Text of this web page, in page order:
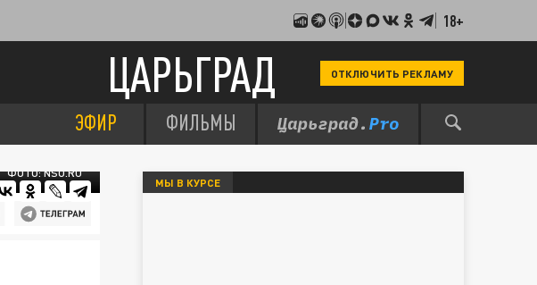
18+
ЦАРЬГРАД ОТКЛЮЧИТЬ РЕКЛАМУ
ЭФИР ФИЛЬМЫ
ФОТО: NSO.RU
МЫ В КУРСЕ